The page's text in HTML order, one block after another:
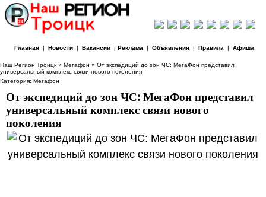
Главная| Новости| Вакансии| Реклама | Объявления| Правила | Афиша
Наш Регион Троицк » Мегафон » От экспедиций до зон ЧС: МегаФон представил
универсальный комплекс связи нового поколения
Категория: Мегафон
От экспедиций до зон ЧС: МегаФон представил
универсальный комплекс связи нового
поколения